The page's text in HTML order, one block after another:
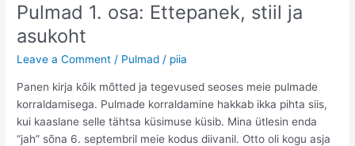
Pulmad 1. osa: Ettepanek, stiil ja
asukoht
Leave a Comment / Pulmad / piia
Panen kirja kõik mõtted ja tegevused seoses meie pulmade
korraldamisega. Pulmade korraldamine hakkab ikka pihta siis,
kui kaaslane selle tähtsa küsimuse küsib. Mina ütlesin enda
“jah” sõna 6. septembril meie kodus diivanil. Otto oli kogu asja